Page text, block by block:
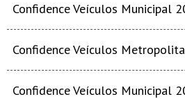
Confidence Veículos Municipal
Confidence Veículos
Confidence Veículos Municipal